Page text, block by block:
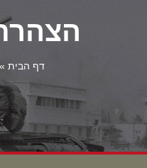
דף הבית